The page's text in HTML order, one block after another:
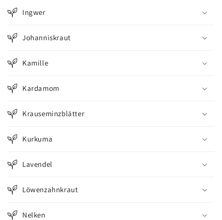
Ingwer
Johanniskraut
Kamille
Kardamom
Krauseminzblätter
Kurkuma
Lavendel
Löwenzahnkraut
Nelken